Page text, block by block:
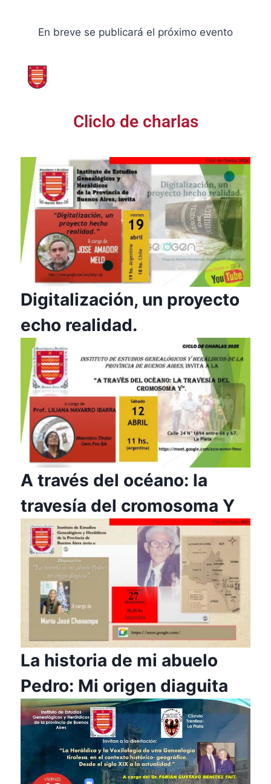
En breve se publicará el próximo evento
Cliclo de charlas
Digitalización, un proyecto
echo realidad.
A través del océano: la
travesía del cromosoma Y
La historia de mi abuelo
Pedro: Mi origen diaguita